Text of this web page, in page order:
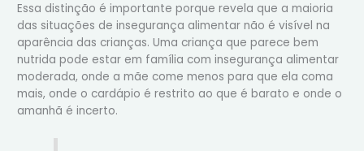
Essa distinção é importante porque revela que a maioria
das situações de insegurança alimentar não é visível na
aparência das crianças. Uma criança que parece bem
nutrida pode estar em família com insegurança alimentar
moderada, onde a mãe come menos para que ela coma
mais, onde o cardápio é restrito ao que é barato e onde o
amanhã é incerto.